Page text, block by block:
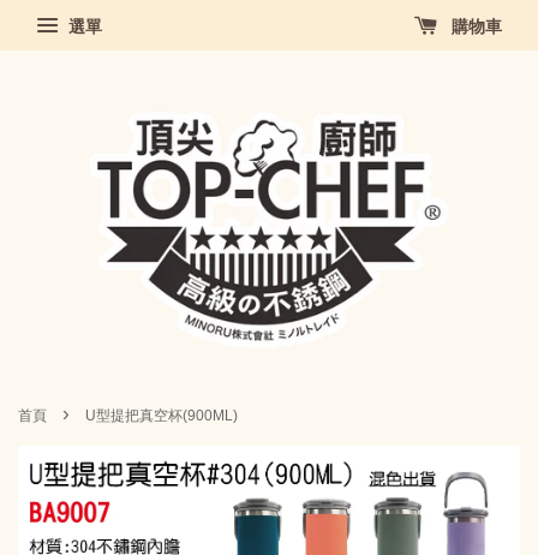
選單 購物車
首頁 › U型提把真空杯(900ML)